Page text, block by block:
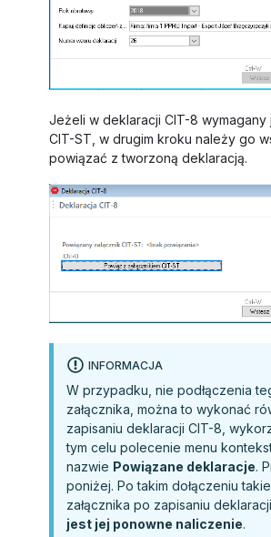
Jeżeli w deklaracji CIT-8 wymagany
CIT-ST, w drugim kroku należy go
powiązać z tworzoną deklaracją.
INFORMACJA
W przypadku, nie podłączenia
załącznika, można to wykonać
zapisaniu deklaracji CIT-8,
tym celu polecenie menu
nazwie Powiązane deklaracje.
poniżej. Po takim dołączeniu
załącznika po zapisaniu deklaracji
jest jej ponowne naliczenie.